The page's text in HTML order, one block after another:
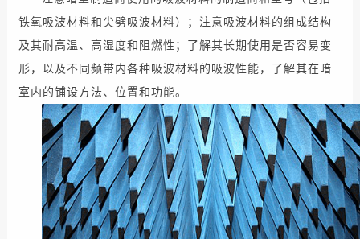
铁氧吸波材料和尖劈吸波材料）； 注意吸波材料的组成结构
及其耐高温、高湿度和 阻燃性 ； 了解其长期使用是否容易变
形， 以及不同频带内各种吸波材料的吸波性能， 了解其在暗
室内的铺设方法、 位置和功能。